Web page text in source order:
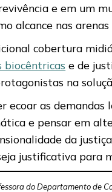
e em um
alcance nas arenas
cobertura
biocêntricas e de
na
ecoar as
e pensar em
da
justificativa para
do Departamento de